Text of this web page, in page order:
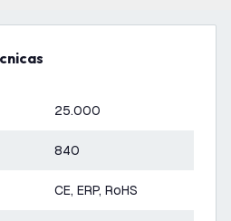
25.000
840
CE, ERP, RoHS